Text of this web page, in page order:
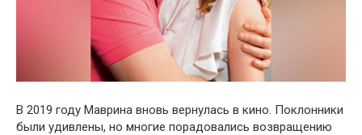
В 2019 году Маврина вновь вернулась в кино. Поклонники
были удивлены, но многие порадовались возвращению